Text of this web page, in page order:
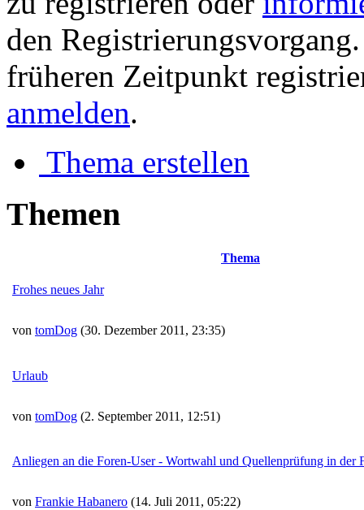
den
früheren Zeitpunkt
anmelden.
Thema erstellen
Themen
Thema
Frohes neues Jahr
von tomDog (30. Dezember 2011, 23:35)
Urlaub
von tomDog (2. September 2011, 12:51)
Anliegen an die Foren-User - Wortwahl und Quellenprüfung in der
von Frankie Habanero (14. Juli 2011, 05:22)